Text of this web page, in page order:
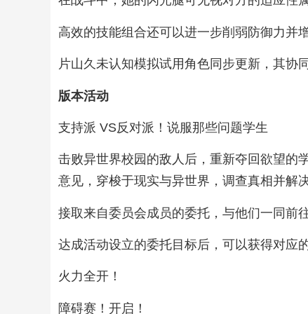
高效的技能组合还可以进一步削弱防御力并
片山久未认知模拟试用角色同步更新，其协
版本活动
支持派 VS反对派！说服那些问题学生
击败异世界校园的敌人后，重新夺回欲望的
意见，穿梭于现实与异世界，调查真相并解
接取来自委员会成员的委托，与他们一同前
达成活动设立的委托目标后，可以获得对应
火力全开！
障碍赛！开启！